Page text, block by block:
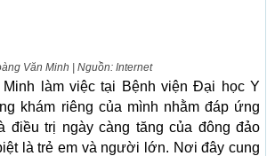
Văn Minh | Nguồn: Internet
Minh làm việc tại Bệnh viện Đại học Y
khám riêng của mình nhằm đáp ứng
điều trị ngày càng tăng của đông đảo
là trẻ em và người lớn. Nơi đây cung